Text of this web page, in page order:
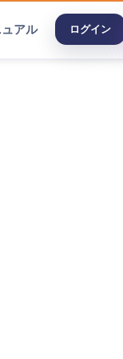
アル ログイン